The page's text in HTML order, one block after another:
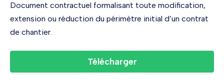
Document contractuel formalisant toute modification,
extension ou réduction du périmètre initial d’un contrat
de chantier.
Télécharger